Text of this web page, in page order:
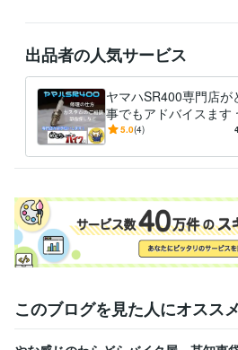
資格・検定
ガソリン2級自動車整備士 取得年 : 1983年
普通自動車運転免許 取得年 : 1981年
普通自動二輪免許 取得年 : 1982年
中型自動車第一種運転免許 取得年 :
二級自動車整備士（ガソリン・ジーゼル・
981年
ガス溶接技能者 取得年 : 1980年
得意分野
学習指導・資格・キャリア相談 オート
学歴
出品者の人気サービス
ヤマハSR400専門店が
事でもアドバイスます
ハSR400専門店が全面
5.0(4)
このブログを見た人にオススメ